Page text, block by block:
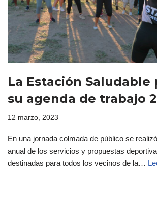
La Estación Saludable
su agenda de trabajo
12 marzo, 2023
En una jornada colmada de público se
anual de los servicios y propuestas
destinadas para todos los vecinos de la…